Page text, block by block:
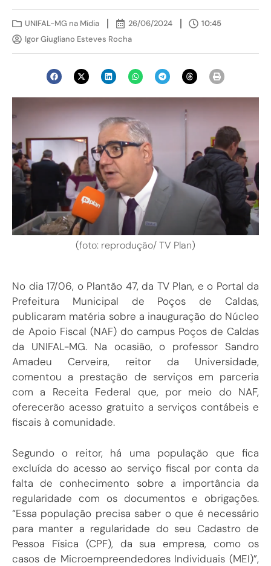
UNIFAL-MG na Mídia 26/06/2024
10:45
Igor Giugliano Esteves Rocha
(foto: reprodução/ TV Plan)
No dia 17/06, o Plantão 47, da TV Plan, e o Portal da
Prefeitura Municipal de Poços de Caldas,
publicaram matéria sobre a inauguração do Núcleo
de Apoio Fiscal (NAF) do campus Poços de Caldas
da UNIFAL-MG. Na ocasião, o professor Sandro
Amadeu Cerveira, reitor da Universidade,
comentou a prestação de serviços em parceria
com a Receita Federal que, por meio do NAF,
oferecerão acesso gratuito a serviços contábeis e
fiscais à comunidade.
Segundo o reitor, há uma população que fica
excluída do acesso ao serviço fiscal por conta da
falta de conhecimento sobre a importância da
regularidade com os documentos e obrigações.
“Essa população precisa saber o que é necessário
para manter a regularidade do seu Cadastro de
Pessoa Física (CPF), da sua empresa, como os
casos de Microempreendedores Individuais (MEI)”,